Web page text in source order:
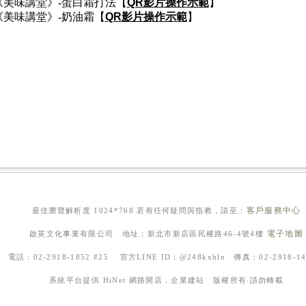
美味講堂》-蛋白霜打法【QR影片操作示範】
美味講堂》-奶油霜【QR影片操作示範】
最佳瀏覽解析度 1024*768 若有任何疑問與指教，請至： 客戶服務中心
啟英文化事業有限公司 地址：新北市新店區民權路46-4號4樓 電子地圖
電話：02-2918-1852 #25 官方LINE ID：@248kxhln 傳真：02-2918-
系統平台提供 HiNet 網路開店．企業建站 版權所有‧請勿轉載